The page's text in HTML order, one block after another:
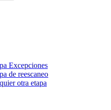
Excepciones
de reescaneo
otra etapa